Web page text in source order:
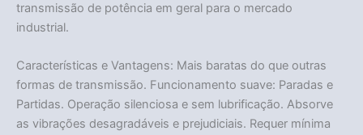
transmissão de potência em geral para o mercado
industrial.
Características e Vantagens: Mais baratas do que outras
formas de transmissão. Funcionamento suave: Paradas e
Partidas. Operação silenciosa e sem lubrificação. Absorve
as vibrações desagradáveis e prejudiciais. Requer mínima